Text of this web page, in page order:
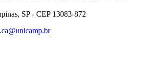
SP - CEP 13083-872